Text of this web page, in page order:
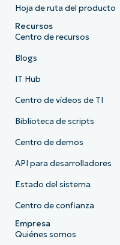
Hoja de ruta del producto
Recursos
Centro de recursos
Blogs
IT Hub
Centro de vídeos de TI
Biblioteca de scripts
Centro de demos
API para desarrolladores
Estado del sistema
Centro de confianza
Empresa
Quiénes somos